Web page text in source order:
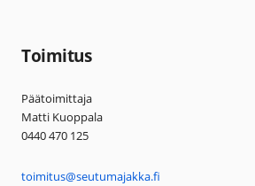
Toimitus
Päätoimittaja
Matti Kuoppala
0440 470 125
toimitus@seutumajakka.fi